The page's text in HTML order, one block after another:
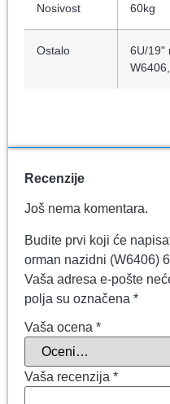
Nosivost 60kg
Ostalo
6U/19"
Recenzije
Još nema komentara.
Budite prvi koji će
orman nazidni (W6406)
Vaša adresa e-pošte
polja su označena *
Vaša ocena *
Vaša recenzija *